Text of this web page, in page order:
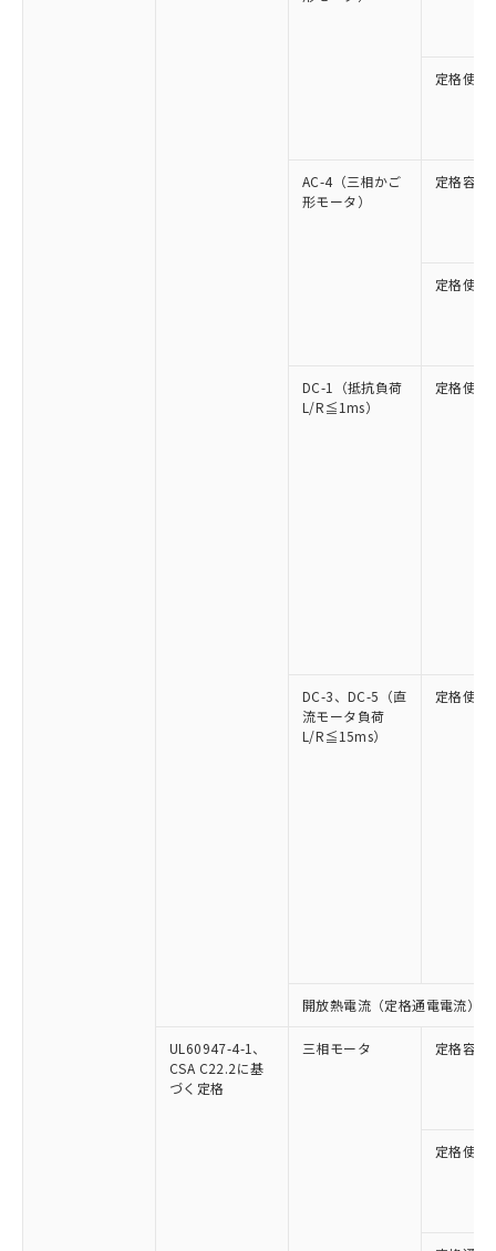
定格使用
AC-4（三相かご
形モータ）
定格容量
定格使用
DC-1（抵抗負荷
L/R≦1ms）
定格使用
DC-3、DC-5（直
流モータ負荷
L/R≦15ms）
定格使用
開放熱電流（定格通電電流）
UL60947-4-1、
CSA C22.2に基
づく定格
三相モータ 定格容量
定格使用